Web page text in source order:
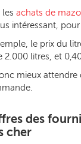
achats de
intéressant,
le prix du
litres, et
mieux
des
cher